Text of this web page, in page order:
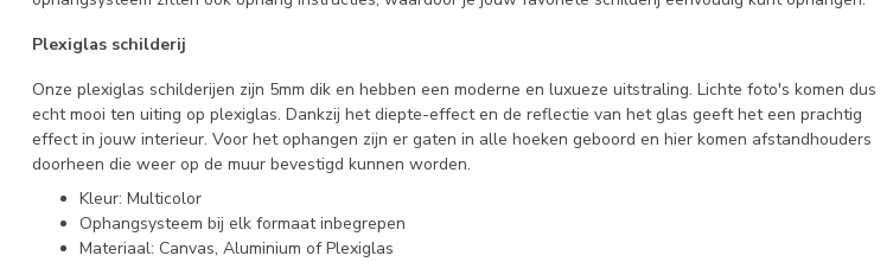
Plexiglas schilderij
Onze plexiglas schilderijen zijn 5mm dik en hebben een moderne en luxueze uitstraling. Lichte foto's komen dus
echt mooi ten uiting op plexiglas. Dankzij het diepte-effect en de reflectie van het glas geeft het een prachtig
effect in jouw interieur. Voor het ophangen zijn er gaten in alle hoeken geboord en hier komen afstandhouders
doorheen die weer op de muur bevestigd kunnen worden.
Kleur: Multicolor
Ophangsysteem bij elk formaat inbegrepen
Materiaal: Canvas, Aluminium of Plexiglas